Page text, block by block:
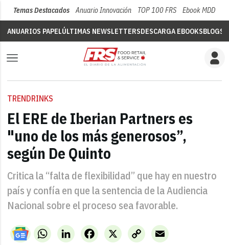
Temas Destacados Anuario Innovación TOP 100 FRS Ebook MDD
ANUARIOS PAPELÚLTIMAS NEWSLETTERSDESCARGA EBOOKSBLOGS
TRENDRINKS
El ERE de Iberian Partners es
"uno de los más generosos”,
según De Quinto
Critica la “falta de flexibilidad” que hay en nuestro
país y confía en que la sentencia de la Audiencia
Nacional sobre el proceso sea favorable.
WhatsAppLinkedIn X
Facebook
Copy
Link
Email